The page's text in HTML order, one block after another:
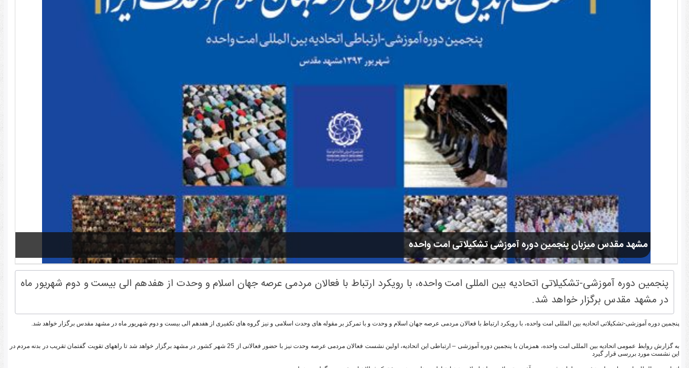
مشهد مقدس میزبان پنجمین دوره آموزشی تشکیلاتی امت واحده
پنجمین دوره آموزشی-تشکیلاتی اتحادیه بین المللی امت واحده، با رویکرد ارتباط با فعالان مردمی عرصه جهان اسلام و وحدت از هفدهم الی بیست و دوم شهریور ماه
در مشهد مقدس برگزار خواهد شد.
پنجمین دوره آموزشی-تشکیلاتی اتحادیه بین المللی امت واحده، با رویکرد ارتباط با فعالان مردمی عرصه جهان اسلام و وحدت و با تمرکز بر مقوله های وحدت اسلامی و نیز گروه های تکفیری از هفدهم الی بیست و دوم شهریور ماه در مشهد مقدس برگزار خواهد شد.
به گزارش روابط عمومی اتحادیه بین المللی امت واحده، همزمان با پنجمین دوره آموزشی – ارتباطی این اتحادیه، اولین نشست فعالان مردمی عرصه وحدت نیز با حضور فعالانی از 25 شهر کشور در مشهد برگزار خواهد شد تا راههای تقویت گفتمان تقریب در بدنه مردم در
این نشست مورد بررسی قرار گیرد